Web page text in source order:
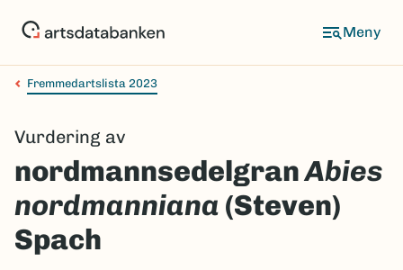
Meny
Navigasjonssti
Fremmedartslista 2023
Vurdering av
nordmannsedelgranAbies
nordmanniana (Steven)
Spach